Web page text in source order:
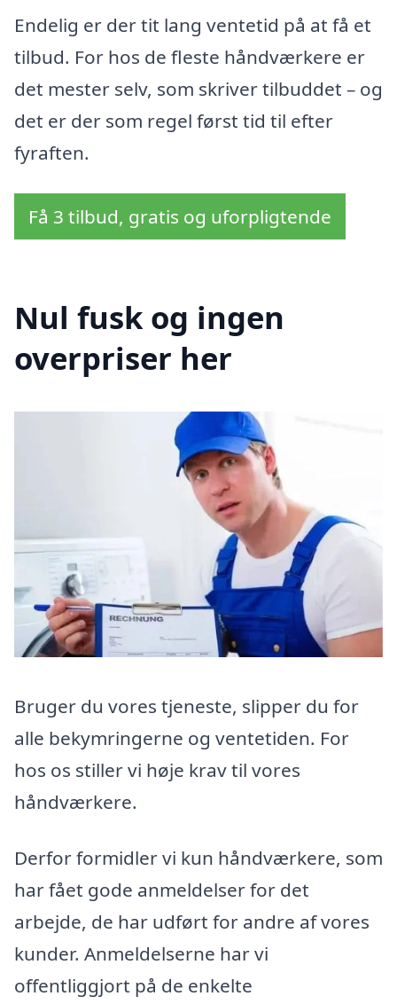
Endelig er der tit lang ventetid på at få et
tilbud. For hos de fleste håndværkere er
det mester selv, som skriver tilbuddet – og
det er der som regel først tid til efter
fyraften.
Få 3 tilbud, gratis og uforpligtende
Nul fusk og ingen
overpriser her
Bruger du vores tjeneste, slipper du for
alle bekymringerne og ventetiden. For
hos os stiller vi høje krav til vores
håndværkere.
Derfor formidler vi kun håndværkere, som
har fået gode anmeldelser for det
arbejde, de har udført for andre af vores
kunder. Anmeldelserne har vi
offentliggjort på de enkelte